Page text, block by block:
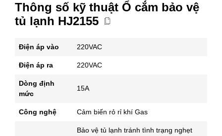
Thông số kỹ thuật Ổ cắm bảo vệ
tủ lạnh HJ2155
Điện áp vào 220VAC
Điện áp ra 220VAC
Dòng định
mức
15A
Công nghệ Cảm biến rỏ rỉ khí Gas
Bảo vệ tủ lạnh tránh tình trạng nghẹt